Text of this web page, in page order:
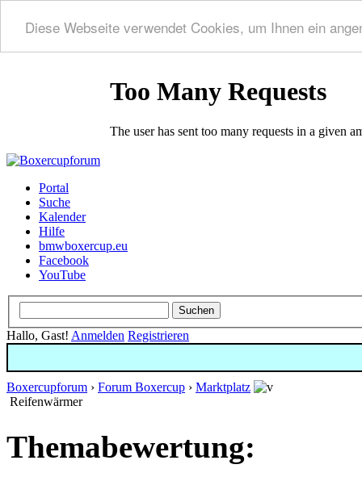
Diese Webseite verwendet Cookies, um Ihnen ein
Portal
Suche
Kalender
Hilfe
bmwboxercup.eu
Facebook
YouTube
Hallo, Gast! Anmelden Registrieren
Boxercupforum › Forum Boxercup › Marktplatz
Reifenwärmer
Themabewertung: